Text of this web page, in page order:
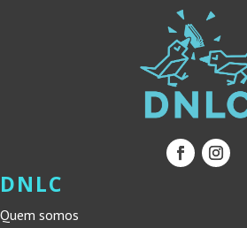
DNLC
Quem somos